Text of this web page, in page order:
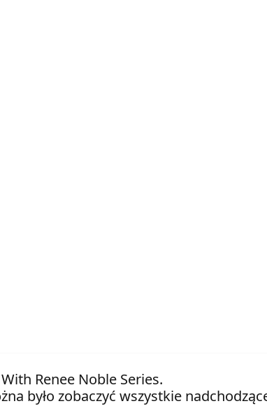
Renee Noble Series.
było zobaczyć wszystkie